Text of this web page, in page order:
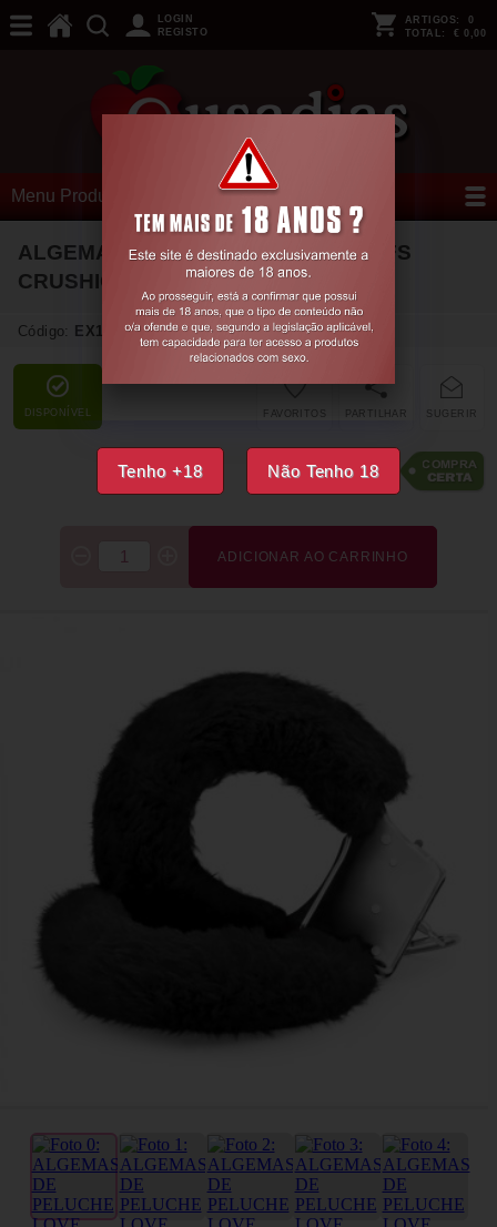
Tenho +18 Não Tenho 18
LOGIN
REGISTO
ARTIGOS: 0
TOTAL: € 0,00
Menu Produtos
ALGEMAS DE PELUCHE LOVE CUFFS
CRUSHIOUS PRETAS
Código: EX18509
DISPONÍVEL SUGERIR
PARTILHAR
FAVORITOS
€6,95
ADICIONAR AO CARRINHO